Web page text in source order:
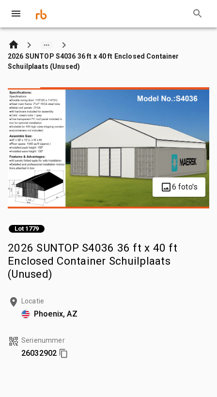
2026 SUNTOP S4036 36 ft x 40 ft Enclosed Container
Schuilplaats (Unused)
6 foto's
Lot 1779
2026 SUNTOP S4036 36 ft x 40 ft
Enclosed Container Schuilplaats
(Unused)
Locatie
Phoenix, AZ
Serienummer
26032902